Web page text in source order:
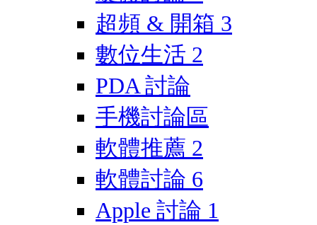
超頻 & 開箱 3
數位生活 2
PDA 討論
手機討論區
軟體推薦 2
軟體討論 6
Apple 討論 1